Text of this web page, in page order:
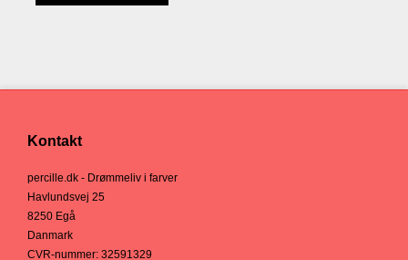
Kontakt
percille.dk - Drømmeliv i farver
Havlundsvej 25
8250 Egå
Danmark
CVR-nummer: 32591329